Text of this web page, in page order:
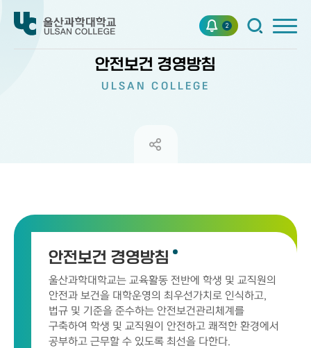
2
안전보건 경영방침
ULSAN COLLEGE
안전보건 경영방침
울산과학대학교는 교육활동 전반에 학생 및 교직원의
안전과 보건을 대학운영의 최우선가치로 인식하고,
법규 및 기준을 준수하는 안전보건관리체계를
구축하여 학생 및 교직원이 안전하고 쾌적한 환경에서
공부하고 근무할 수 있도록 최선을 다한다.